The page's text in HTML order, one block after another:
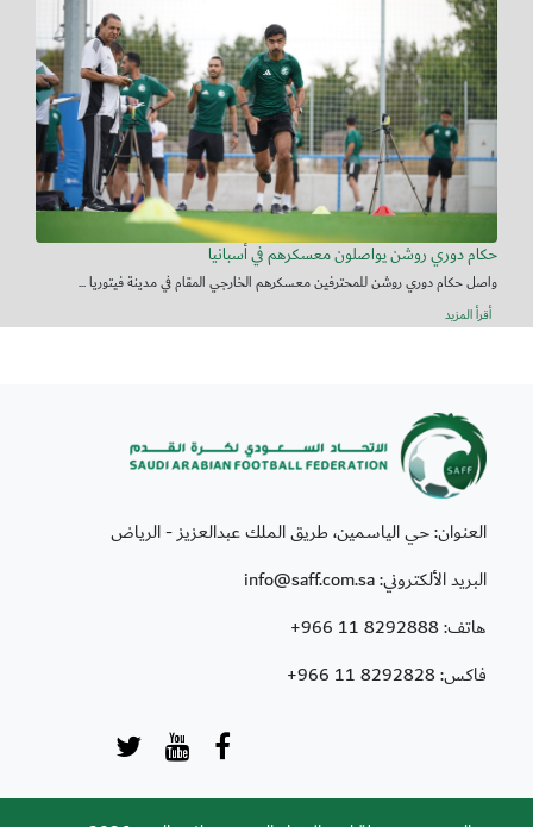
حكام دوري روشن يواصلون معسكرهم في أسبانيا
واصل حكام دوري روشن للمحترفين معسكرهم الخارجي المقام في مدينة فيتوريا ...
أقرأ المزيد
العنوان: حي الياسمين، طريق الملك عبدالعزيز - الرياض
البريد الألكتروني: info@saff.com.sa
هاتف:+966 11 8292888
فاكس:+966 11 8292828